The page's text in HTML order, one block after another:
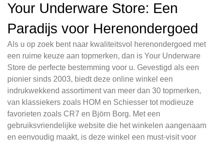
Your Underware Store: Een
Paradijs voor Herenondergoed
Als u op zoek bent naar kwaliteitsvol herenondergoed met
een ruime keuze aan topmerken, dan is Your Underware
Store de perfecte bestemming voor u. Gevestigd als een
pionier sinds 2003, biedt deze online winkel een
indrukwekkend assortiment van meer dan 30 topmerken,
van klassiekers zoals HOM en Schiesser tot modieuze
favorieten zoals CR7 en Björn Borg. Met een
gebruiksvriendelijke website die het winkelen aangenaam
en eenvoudig maakt, is deze winkel een must-visit voor